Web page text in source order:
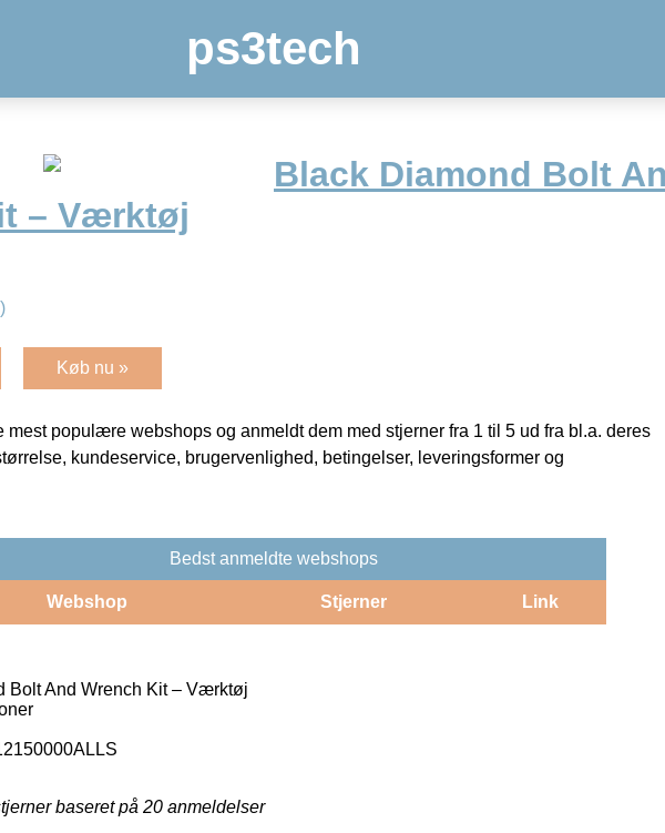
ps3tech
Black Diamond Bolt
– Værktøj
Køb nu »
mest populære webshops og anmeldt dem med stjerner fra 1 til 5 ud fra bl.a. deres
kundeservice, brugervenlighed, betingelser, leveringsformer og
Bedst anmeldte webshops
Webshop Stjerner Link
Bolt And Wrench Kit – Værktøj
baseret på 20 anmeldelser